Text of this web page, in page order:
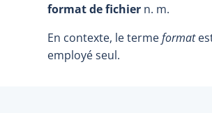
format de fichier n. m.
En contexte, le termeformat
employé seul.